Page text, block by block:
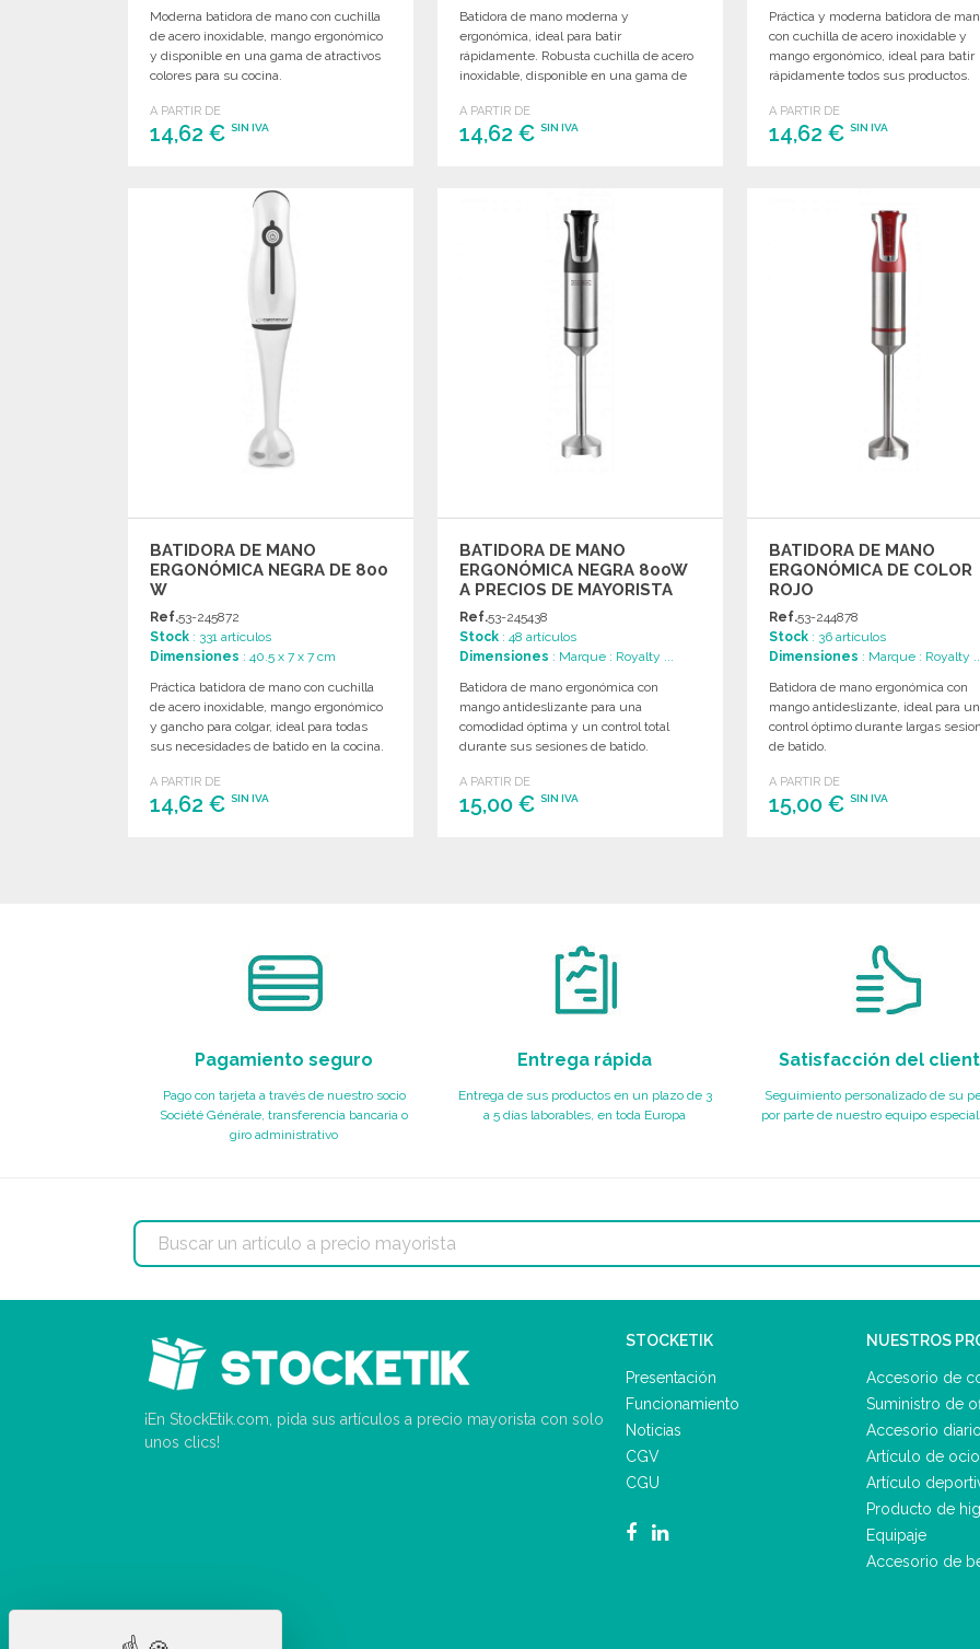
Moderna batidora de mano con cuchilla
de acero inoxidable, mango ergonómico
y disponible en una gama de atractivos
colores para su cocina.
A PARTIR DE
14,62 € SIN IVA
Solicitar un presupuesto
Batidora de mano moderna y
ergonómica, ideal para batir
rápidamente. Robusta cuchilla de acero
inoxidable, disponible en una gama de
A PARTIR DE
14,62 €SIN IVA
Solicitar un presupuesto
Práctica y moderna batidora de
con cuchilla de acero inoxidable y
mango ergonómico, ideal para batir
rápidamente todos sus productos.
A PARTIR DE
14,62 €SIN IVA
Solicitar un presupuesto
BATIDORA DE MANO
ERGONÓMICA NEGRA DE 800
W
Ref.53-245872
Stock : 331 artículos
Dimensiones : 40.5 x 7 x 7 cm
Práctica batidora de mano con cuchilla
de acero inoxidable, mango ergonómico
y gancho para colgar, ideal para todas
sus necesidades de batido en la cocina.
A PARTIR DE
14,62 € SIN IVA
BATIDORA DE MANO
ERGONÓMICA NEGRA 800W
A PRECIOS DE MAYORISTA
Ref.53-245438
Stock : 48 artículos
Dimensiones : Marque : Royalty ...
Batidora de mano ergonómica con
mango antideslizante para una
comodidad óptima y un control total
durante sus sesiones de batido.
A PARTIR DE
15,00 €SIN IVA
BATIDORA DE MANO
ERGONÓMICA DE COLOR
ROJO
Ref.53-244878
Stock : 36 artículos
Dimensiones : Marque : Royalty ...
Batidora de mano ergonómica con
mango antideslizante, ideal para un
control óptimo durante largas
de batido.
A PARTIR DE
15,00 €SIN IVA
Pagamiento seguro
Pago con tarjeta a través de nuestro socio
Société Générale, transferencia bancaria o
giro administrativo
Entrega rápida
Entrega de sus productos en un plazo de 3
a 5 días laborables, en toda Europa
Satisfacción del
Seguimiento personalizado de su
por parte de nuestro equipo
¡En StockEtik.com, pida sus artículos a precio mayorista con solo
unos clics!
STOCKETIK
Presentación
Funcionamiento
Noticias
CGV
CGU
NUESTROS
Accesorio de
Suministro de
Accesorio diario
Artículo de ocio
Artículo
Producto de
Equipaje
Accesorio de